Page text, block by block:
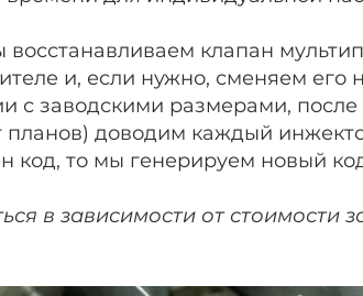
клапан
и, если нужно, сменяем его
с заводскими размерами,
планов) доводим каждый
код, то мы генерируем новый
в зависимости от стоимости